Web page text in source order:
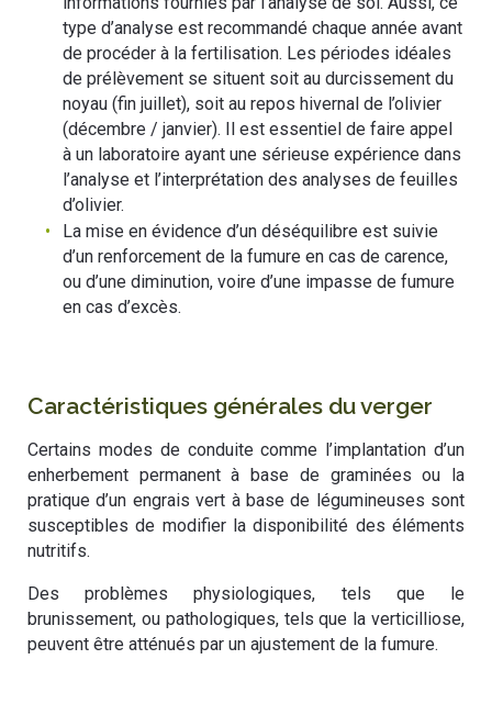
type d’analyse est recommandé chaque année avant
de procéder à la fertilisation. Les périodes idéales
de prélèvement se situent soit au durcissement du
noyau (fin juillet), soit au repos hivernal de l’olivier
(décembre / janvier). Il est essentiel de faire appel
à un laboratoire ayant une sérieuse expérience dans
l’analyse et l’interprétation des analyses de feuilles
d’olivier.
La mise en évidence d’un déséquilibre est suivie
d’un renforcement de la fumure en cas de carence,
ou d’une diminution, voire d’une impasse de fumure
en cas d’excès.
Caractéristiques générales du verger
Certains modes de conduite comme l’implantation d’un
enherbement permanent à base de graminées ou la
pratique d’un engrais vert à base de légumineuses sont
susceptibles de modifier la disponibilité des éléments
nutritifs.
Des problèmes physiologiques, tels que le
brunissement, ou pathologiques, tels que la verticilliose,
peuvent être atténués par un ajustement de la fumure.